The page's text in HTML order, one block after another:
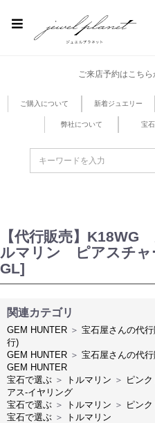
ご来店予約はこちら
ご購入について 新着ジュエリー
弊社について 宝
【代行販売】
ルマリン ピアスチ
GL]
関連カテゴリ
GEM HUNTER ＞ 宝石屋さんの代行
行)
GEM HUNTER ＞ 宝石屋さんの代行
GEM HUNTER
宝石で選ぶ ＞ トルマリン ＞ ピン
アス-イヤリング
宝石で選ぶ ＞ トルマリン ＞ ピン
宝石で選ぶ ＞
トルマリン